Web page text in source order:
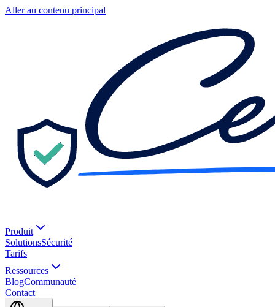
Aller au contenu principal
Produit
SolutionsSécurité
Tarifs
Ressources
BlogCommunauté
Contact